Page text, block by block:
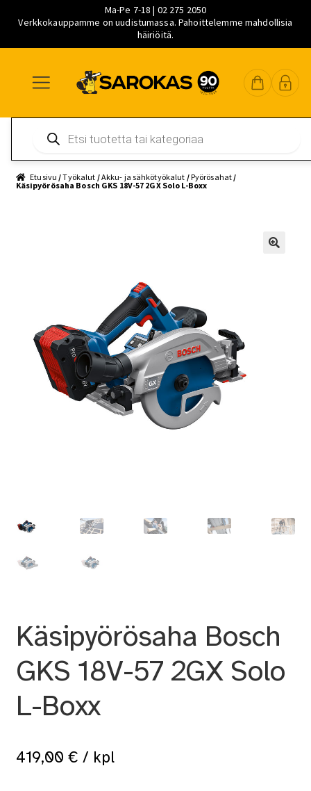
Ma-Pe 7-18 | 02 275 2050
Verkkokauppamme on uudistumassa. Pahoittelemme mahdollisia
häiriöitä.
navigointiin
sisältöön
pääsisältöön
search
Etusivu /Työkalut /Akku- ja sähkötyökalut /Pyörösahat /
Käsipyörösaha Bosch GKS 18V-57 2GX Solo L-Boxx
Käsipyörösaha Bosch
GKS 18V-57 2GX Solo
L-Boxx
419,00 € / kpl